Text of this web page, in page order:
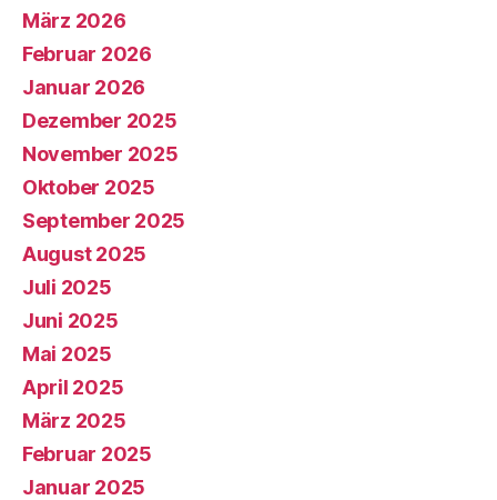
März 2026
Februar 2026
Januar 2026
Dezember 2025
November 2025
Oktober 2025
September 2025
August 2025
Juli 2025
Juni 2025
Mai 2025
April 2025
März 2025
Februar 2025
Januar 2025